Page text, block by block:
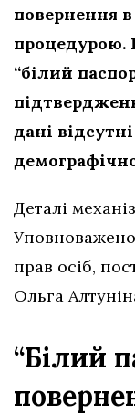
повернення
процедурою.
“білий
дані
Деталі
прав осіб,
Ольга
“Білий